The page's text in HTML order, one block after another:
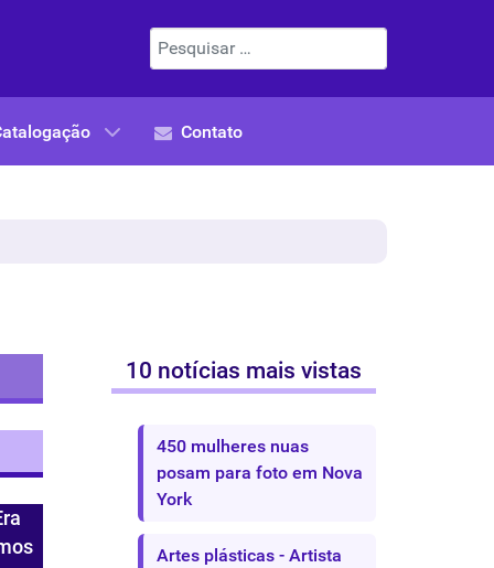
Pesquisar
Contato
10 notícias mais vistas
450 mulheres nuas
posam para foto em Nova
York
Artes plásticas - Artista